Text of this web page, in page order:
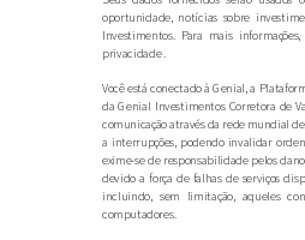
oportunidade, notícias sobre
Investimentos. Para mais
privacidade .
Você está conectado à Genial, a
da Genial Investimentos Corretora de
comunicação através da rede mundial
a interrupções, podendo invalidar
exime-se de responsabilidade pelos
devido a força de falhas de serviços
incluindo, sem limitação, aqueles
computadores.